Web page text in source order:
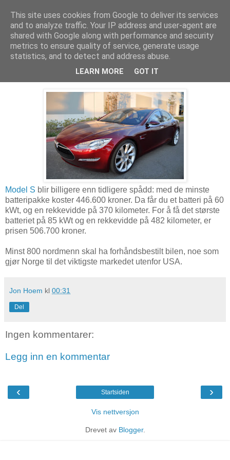
Arkitektur & Miljøteknologi
21 desember 2012
Tesla Model S er priset
Model S blir billigere enn tidligere spådd: med de minste
batteripakke koster 446.600 kroner. Da får du et batteri på 60
kWt, og en rekkevidde på 370 kilometer. For å få det største
batteriet på 85 kWt og en rekkevidde på 482 kilometer, er
prisen 506.700 kroner.
Minst 800 nordmenn skal ha forhåndsbestilt bilen, noe som
gjør Norge til det viktigste markedet utenfor USA.
Jon Hoem kl 00:31
Del
Ingen kommentarer:
Legg inn en kommentar
‹ ›
Startsiden
Vis nettversjon
Drevet av Blogger.
This site uses cookies from Google to deliver its services
and to analyze traffic. Your IP address and user-agent are
shared with Google along with performance and security
metrics to ensure quality of service, generate usage
statistics, and to detect and address abuse.
LEARN MORE GOT IT